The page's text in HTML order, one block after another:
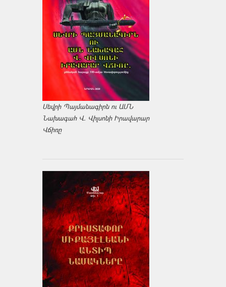
Սեվրի Պայմանագիրն ու ԱՄՆ
Նախագահ Վ. Վիլսոնի Իրավարար
Վճիռը